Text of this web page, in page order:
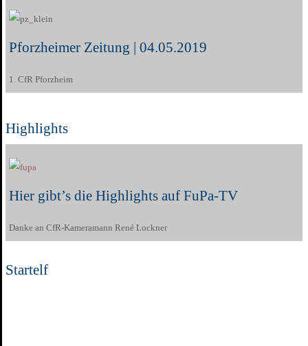
Pforzheimer Zeitung | 04.05.2019
1. CfR Pforzheim
Highlights
Hier gibt’s die Highlights auf FuPa-TV
Danke an CfR-Kameramann René Lockner
Startelf